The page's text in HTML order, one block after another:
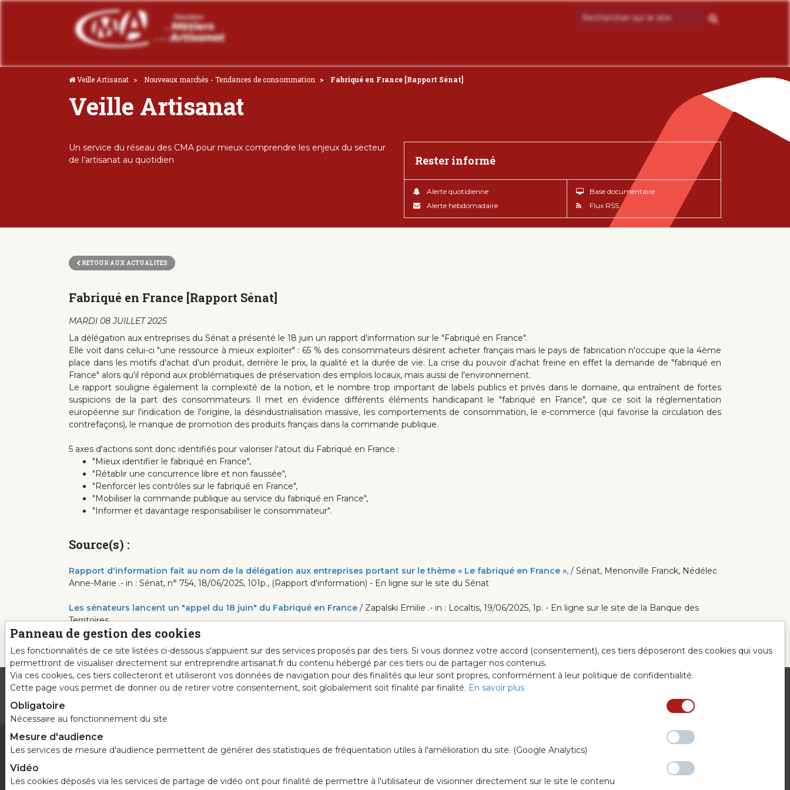
Veille Artisanat Nouveaux marchés - Tendances de consommation Fabriqué en France [Rapport Sénat]
Veille Artisanat
Un service du réseau des CMA pour mieux comprendre les enjeux du secteur
de l’artisanat au quotidien
Rester informé
Alerte quotidienne
Alerte hebdomadaire
Base documentaire
Flux RSS
RETOUR AUX ACTUALITES
Fabriqué en France [Rapport Sénat]
MARDI 08 JUILLET 2025
La délégation aux entreprises du Sénat a présenté le 18 juin un rapport d'information sur le "Fabriqué en France".
Elle voit dans celui-ci "une ressource à mieux exploiter" : 65 % des consommateurs désirent acheter français mais le pays de fabrication n'occupe que la 4ème
place dans les motifs d'achat d'un produit, derrière le prix, la qualité et la durée de vie. La crise du pouvoir d'achat freine en effet la demande de "fabriqué en
France" alors qu'il répond aux problématiques de préservation des emplois locaux, mais aussi de l'environnement.
Le rapport souligne également la complexité de la notion, et le nombre trop important de labels publics et privés dans le domaine, qui entraînent de fortes
suspicions de la part des consommateurs. Il met en évidence différents éléments handicapant le "fabriqué en France", que ce soit la réglementation
européenne sur l'indication de l'origine, la désindustrialisation massive, les comportements de consommation, le e-commerce (qui favorise la circulation des
contrefaçons), le manque de promotion des produits français dans la commande publique.
5 axes d'actions sont donc identifiés pour valoriser l'atout du Fabriqué en France :
"Mieux identifier le fabriqué en France",
"Rétablir une concurrence libre et non faussée",
"Renforcer les contrôles sur le fabriqué en France",
"Mobiliser la commande publique au service du fabriqué en France",
"Informer et davantage responsabiliser le consommateur".
Source(s) :
Rapport d'information fait au nom de la délégation aux entreprises portant sur le thème « Le fabriqué en France », / Sénat, Menonville Franck, Nédélec
Anne-Marie .- in : Sénat, n° 754, 18/06/2025, 101p., (Rapport d'information) - En ligne sur le site du Sénat
Les sénateurs lancent un "appel du 18 juin" du Fabriqué en France / Zapalski Emilie .- in : Localtis, 19/06/2025, 1p. - En ligne sur le site de la Banque des
Territoires
Gardons le contact
Panneau de gestion des cookies
Les fonctionnalités de ce site listées ci-dessous s'appuient sur des services proposés par des tiers. Si vous donnez votre accord (consentement), ces tiers déposeront des cookies qui vous
permettront de visualiser directement sur entreprendre.artisanat.fr du contenu hébergé par ces tiers ou de partager nos contenus.
Via ces cookies, ces tiers collecteront et utiliseront vos données de navigation pour des finalités qui leur sont propres, conformément à leur politique de confidentialité.
Cette page vous permet de donner ou de retirer votre consentement, soit globalement soit finalité par finalité. En savoir plus
Obligatoire
Nécessaire au fonctionnement du site
Mesure d'audience
Les services de mesure d'audience permettent de générer des statistiques de fréquentation utiles à l'amélioration du site. (Google Analytics)
Vidéo
Les cookies déposés via les services de partage de vidéo ont pour finalité de permettre à l'utilisateur de visionner directement sur le site le contenu